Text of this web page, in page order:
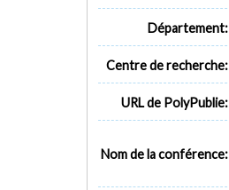
Département:
Centre de recherche:
URL de PolyPublie:
Nom de la conférence: